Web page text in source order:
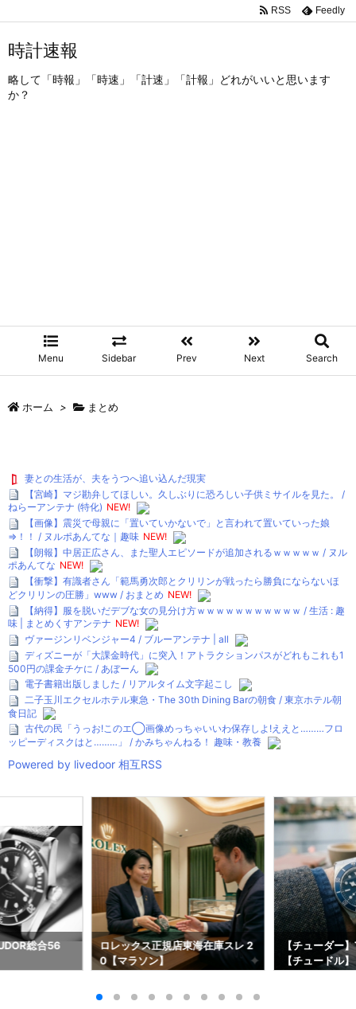
時計速報
略して「時報」「時速」「計速」「計報」どれがいいと思います
か？
Menu Sidebar Prev Next Search
RSS Feedly
ホーム > まとめ
妻との生活が、夫をうつへ追い込んだ現実
【宮崎】マジ勘弁してほしい。久しぶりに恐ろしい子供ミサイルを見た。 /
ねらーアンテナ (特化) NEW!
【画像】震災で母親に「置いていかないで」と言われて置いていった娘
⇒！！ / ヌルポあんてな｜趣味 NEW!
【朗報】中居正広さん、また聖人エピソードが追加されるｗｗｗｗｗ / ヌル
ポあんてな NEW!
【衝撃】有識者さん「範馬勇次郎とクリリンが戦ったら勝負にならないほ
どクリリンの圧勝」www / おまとめ NEW!
【納得】服を脱いだデブな女の見分け方ｗｗｗｗｗｗｗｗｗｗｗ / 生活 : 趣
味 | まとめくすアンテナ NEW!
ヴァージンリベンジャー4 / ブルーアンテナ | all
ディズニーが「大課金時代」に突入！アトラクションパスがどれもこれも1
500円の課金チケに / あぼーん
電子書籍出版しました / リアルタイム文字起こし
二子玉川エクセルホテル東急・The 30th Dining Barの朝食 / 東京ホテル朝
食日記
古代の民「うっお!このエ◯画像めっちゃいいわ保存しよ!ええと………フロ
ッピーディスクはと………」 / かみちゃんねる！ 趣味・教養
Powered by livedoor 相互RSS
総合56
ロレックス正規店東海在庫スレ 2
0【マラソン】
【チューダー
【チュードル】